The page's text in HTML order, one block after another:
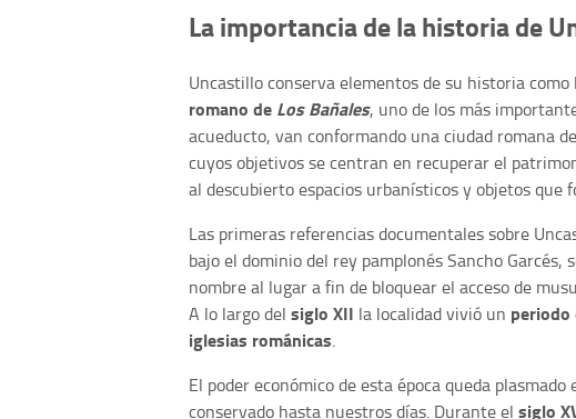
La importancia de la historia de
Uncastillo conserva elementos de su historia
romano de Los Bañales, uno de los más
acueducto, van conformando una ciudad romana
cuyos objetivos se centran en recuperar el
al descubierto espacios urbanísticos y objetos
Las primeras referencias documentales sobre
bajo el dominio del rey pamplonés Sancho
nombre al lugar a fin de bloquear el acceso de
A lo largo del siglo XII la localidad vivió un periodo
iglesias románicas.
El poder económico de esta época queda
conservado hasta nuestros días. Durante el siglo